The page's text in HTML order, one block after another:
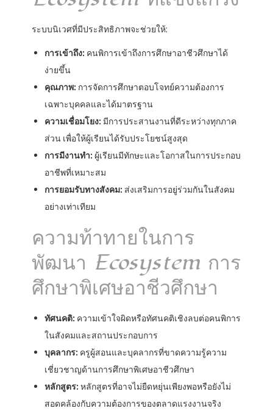
ระบบนิเวศที่มีประสิทธิภาพจะช่วยให้:
การเข้าถึง: คนพิการเข้าถึงการศึกษาอาชีวศึกษาได้
ง่ายขึ้น
คุณภาพ: การจัดการศึกษาตอบโจทย์ความต้องการ
เฉพาะบุคคลและได้มาตรฐาน
ความเชื่อมโยง: มีการประสานงานที่ดีระหว่างทุกภาค
ส่วน เพื่อให้ผู้เรียนได้รับประโยชน์สูงสุด
การมีงานทำ: ผู้เรียนมีทักษะและโอกาสในการประกอบ
อาชีพที่เหมาะสม
การยอมรับทางสังคม: ส่งเสริมการอยู่ร่วมกันในสังคม
อย่างเท่าเทียม
ความท้าทายในการ
พัฒนา Ecosystem การ
ศึกษาพิเศษอาชีวศึกษา
ทัศนคติ: ความเข้าใจผิดหรือทัศนคติเชิงลบต่อคนพิการ
ในสังคมและสถานประกอบการ
บุคลากร: ครูผู้สอนและบุคลากรที่ขาดความรู้ความ
เชี่ยวชาญด้านการศึกษาพิเศษอาชีวศึกษา
หลักสูตร: หลักสูตรที่อาจไม่ยืดหยุ่นเพียงพอหรือยังไม่
สอดคล้องกับความต้องการของตลาดแรงงานจริง